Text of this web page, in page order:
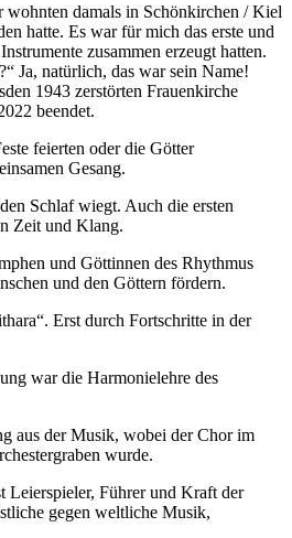
wohnten damals in Schönkirchen / Kiel
hatte. Es war für mich das erste und
zusammen erzeugt hatten.
Ja, natürlich, das war sein Name!
1943 zerstörten Frauenkirche
beendet.
feierten oder die Götter
Gesang.
Schlaf wiegt. Auch die ersten
Zeit und Klang.
und Göttinnen des Rhythmus
und den Göttern fördern.
Erst durch Fortschritte in der
war die Harmonielehre des
aus der Musik, wobei der Chor im
wurde.
Leierspieler, Führer und Kraft der
gegen weltliche Musik,